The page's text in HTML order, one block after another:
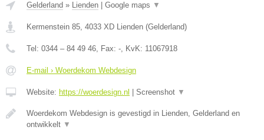
Gelderland » Lienden Google maps ▼
Kermenstein 85, 4033 XD Lienden (Gelderland)
Tel: 0344 – 84 49 46, Fax: -, KvK: 11067918
E-mail › Woerdekom Webdesign
Website: https://woerdesign.nl Screenshot ▼
Woerdekom Webdesign is gevestigd in Lienden, Gelderland en
ontwikkelt ▼